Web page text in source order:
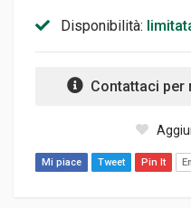
Disponibilità:
Contattaci
Mi piace Tweet Pin It